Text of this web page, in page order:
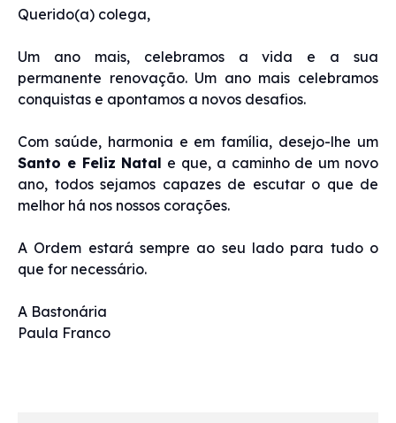
Querido(a) colega,
Um ano mais, celebramos a vida e a sua
permanente renovação. Um ano mais celebramos
conquistas e apontamos a novos desafios.
Com saúde, harmonia e em família, desejo-lhe um
Santo e Feliz Natal e que, a caminho de um novo
ano, todos sejamos capazes de escutar o que de
melhor há nos nossos corações.
A Ordem estará sempre ao seu lado para tudo o
que for necessário.
A Bastonária
Paula Franco